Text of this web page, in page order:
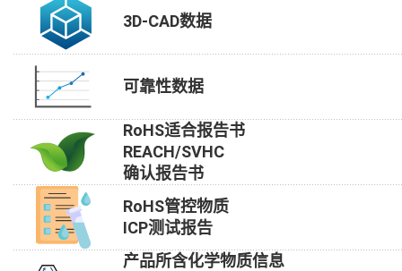
3D-CAD数据
可靠性数据
RoHS适合报告书
REACH/SVHC
确认报告书
RoHS管控物质
ICP测试报告
产品所含化学物质信息